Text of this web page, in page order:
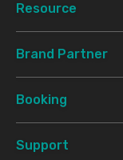
Resource
Brand Partner
Booking
Support